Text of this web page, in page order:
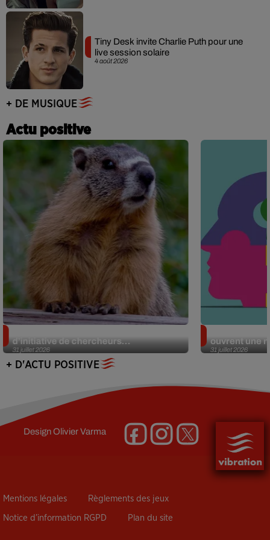
4 août 2026
Tiny Desk invite Charlie Puth pour une
live session solaire
+ DE MUSIQUE
Actu positive
31 juillet 2026
d’initiative de chercheurs...
31 juillet 2026
ouvrent une
+ D'ACTU POSITIVE
DesignOlivier Varma
Mentions légales Règlements des jeux
Notice d’information RGPD Plan du site